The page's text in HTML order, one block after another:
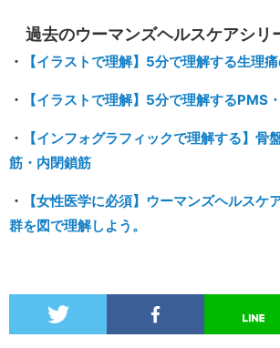
過去のウーマンズヘルスケアシ
・ 【イラストで理解】5分で理解する生理
・ 【イラストで理解】5分で理解するPMS
・ 【インフォグラフィックで理解する】 骨
筋・内閉鎖筋
・
【女性医学に必須】ウーマンズヘルスケ
群を図で理解しよう。